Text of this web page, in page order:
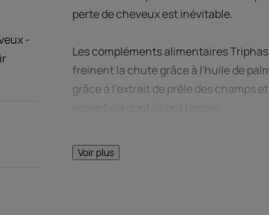
-
perte de cheveux est inévitable.
Les compléments alimentaires
freinent la chute grâce à l'huile de
grâce à l'extrait de prêle des champs
jours conseillée, une capsule par jour
Voir plus